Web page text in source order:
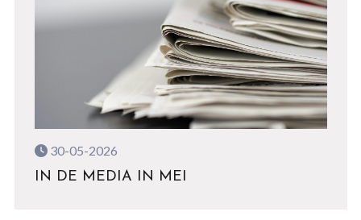
30-05-2026
IN DE MEDIA IN MEI